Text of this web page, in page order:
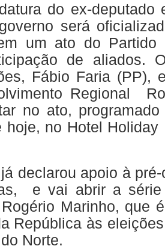
do ex-deputado
será
um ato do Partido
de aliados.
Fábio Faria (PP),
Regional
no ato,
hoje, no Hotel Holiday
declarou apoio à
e vai abrir a série
Marinho, que
República às
Norte.